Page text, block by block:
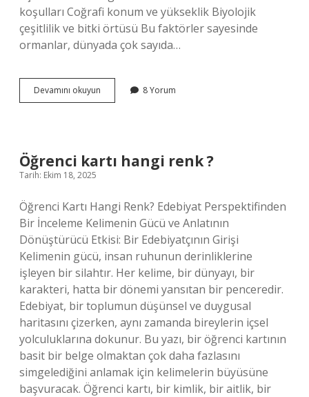
koşulları Coğrafi konum ve yükseklik Biyolojik
çeşitlilik ve bitki örtüsü Bu faktörler sayesinde
ormanlar, dünyada çok sayıda…
Devamını okuyun
çeşit
8 Yorum
Öğrenci kartı hangi renk ?
Tarih: Ekim 18, 2025
Öğrenci Kartı Hangi Renk? Edebiyat Perspektifinden
Bir İnceleme Kelimenin Gücü ve Anlatının
Dönüştürücü Etkisi: Bir Edebiyatçının Girişi
Kelimenin gücü, insan ruhunun derinliklerine
işleyen bir silahtır. Her kelime, bir dünyayı, bir
karakteri, hatta bir dönemi yansıtan bir penceredir.
Edebiyat, bir toplumun düşünsel ve duygusal
haritasını çizerken, aynı zamanda bireylerin içsel
yolculuklarına dokunur. Bu yazı, bir öğrenci kartının
basit bir belge olmaktan çok daha fazlasını
simgelediğini anlamak için kelimelerin büyüsüne
başvuracak. Öğrenci kartı, bir kimlik, bir aitlik, bir